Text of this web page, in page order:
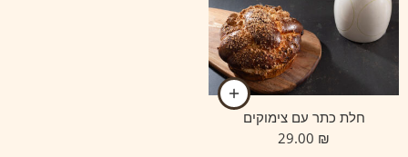
חלת כתר עם צימוקים
₪